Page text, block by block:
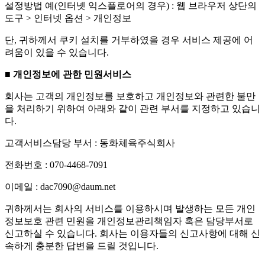
설정방법 예(인터넷 익스플로어의 경우) : 웹 브라우저 상단의
도구 > 인터넷 옵션 > 개인정보
단, 귀하께서 쿠키 설치를 거부하였을 경우 서비스 제공에 어
려움이 있을 수 있습니다.
■ 개인정보에 관한 민원서비스
회사는 고객의 개인정보를 보호하고 개인정보와 관련한 불만
을 처리하기 위하여 아래와 같이 관련 부서를 지정하고 있습니
다.
고객서비스담당 부서 : 동화체육주식회사
전화번호 : 070-4468-7091
이메일 : dac7090@daum.net
귀하께서는 회사의 서비스를 이용하시며 발생하는 모든 개인
정보보호 관련 민원을 개인정보관리책임자 혹은 담당부서로
신고하실 수 있습니다. 회사는 이용자들의 신고사항에 대해 신
속하게 충분한 답변을 드릴 것입니다.